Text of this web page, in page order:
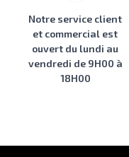
Notre service client
et commercial est
ouvert du lundi au
vendredi de 9H00 à
18H00